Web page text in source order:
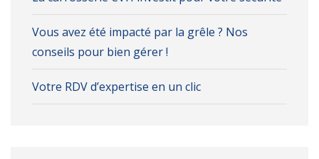
Vous avez été impacté par la grêle ? Nos
conseils pour bien gérer !
Votre RDV d’expertise en un clic